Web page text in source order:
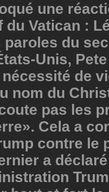
une
du Vatican :
paroles du
Unis,
de
nom du
pas les
Cela a
contre le
a